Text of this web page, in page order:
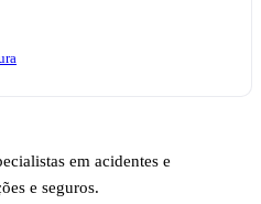
em acidentes e
e seguros.